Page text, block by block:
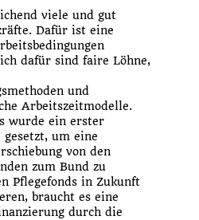
viele und gut
Dafür ist eine
dafür sind faire Löhne,
und
Arbeitszeitmodelle.
wurde ein erster
um eine
von den
zum Bund zu
Pflegefonds in Zukunft
braucht es eine
durch die